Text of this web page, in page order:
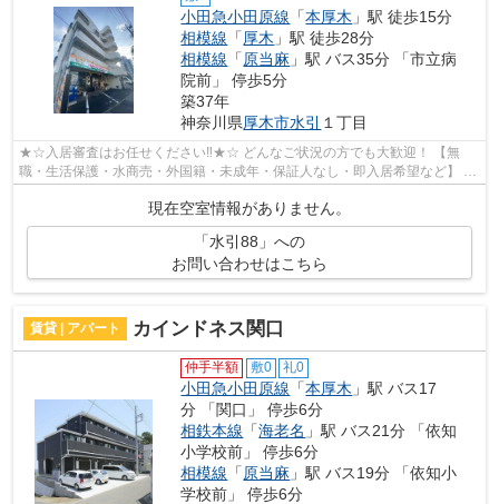
小田急小田原線 「本厚木 」駅 徒歩15分
相模線 「厚木 」駅 徒歩28分
相模線 「 原当麻 」駅 バス35分 「市立病
院前」 停歩5分
築37年
神奈川県厚木市水引 １丁目
★☆入居審査はお任せください‼★☆ どんなご状況の方でも大歓迎！ 【無
職・生活保護・水商売・外国籍・未成年・保証人なし・即入居希望など】 ネ
現在空室情報がありません。
「水引88」への
お問い合わせはこちら
賃貸 | アパート カインドネス関口
仲手半額 敷0 礼0
小田急小田原線 「本厚木 」駅 バス17
分 「関口」 停歩6分
相鉄本線 「海老名 」駅 バス21分 「依知
小学校前」 停歩6分
相模線 「 原当麻 」駅 バス19分 「依知小
学校前」 停歩6分